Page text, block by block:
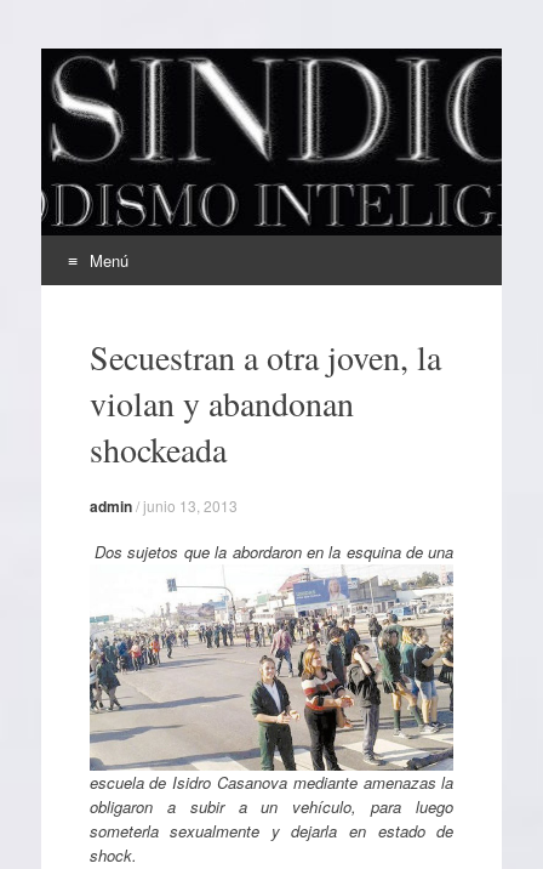
EL SINDICAL
Periodismo Inteligente
Menú
contenidoSecuestran a otra joven, la
violan y abandonan
shockeada
admin/junio 13, 2013
Dos sujetos que la abordaron en la esquina de una
escuela de Isidro Casanova mediante amenazas la
obligaron a subir a un vehículo, para luego
someterla sexualmente y dejarla en estado de
shock.